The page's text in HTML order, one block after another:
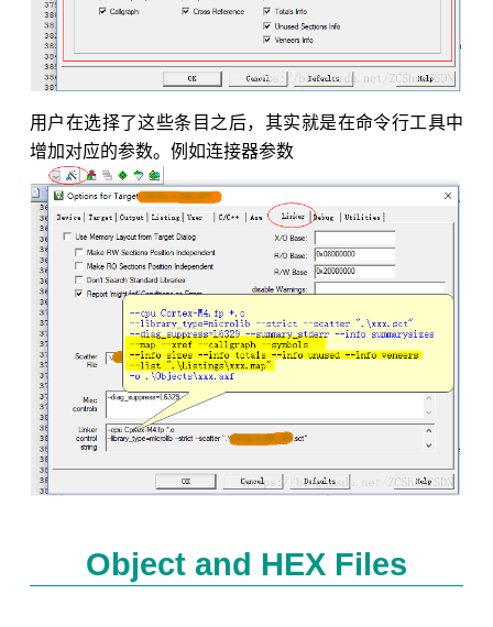
用户在选择了这些条目之后，其实就是在命令行工具中
增加对应的参数。例如连接器参数
Object and HEX Files